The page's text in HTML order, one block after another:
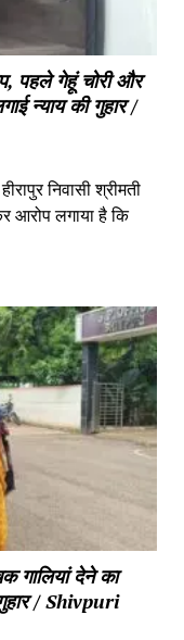
पहले गेहूं चोरी और
न्याय की गुहार /
निवासी श्रीमती
आरोप लगाया है कि
गालियां देने का
/ Shivpuri